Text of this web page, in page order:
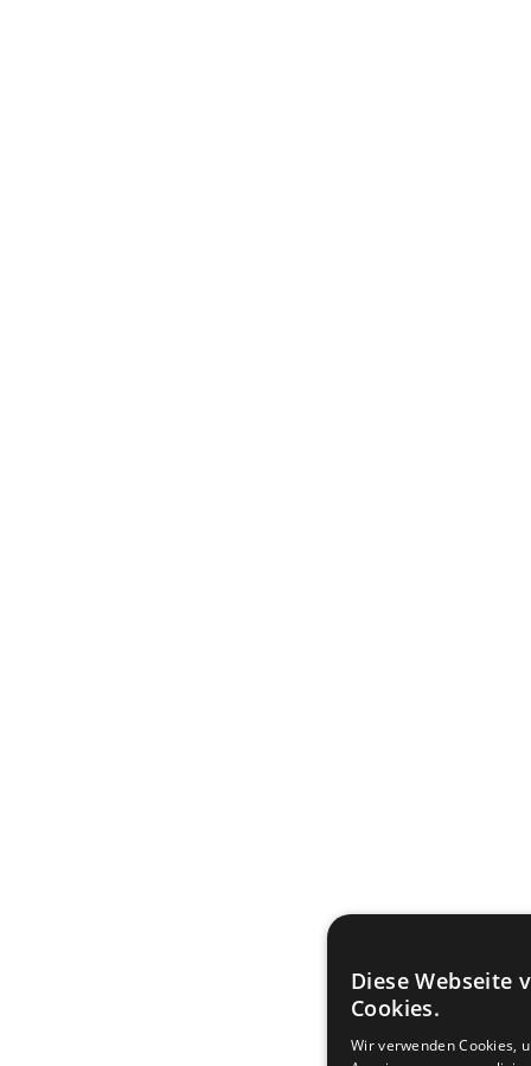
Diese Webseite
Cookies.
Wir verwenden Cookies,